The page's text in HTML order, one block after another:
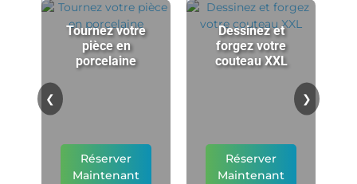
Tournez votre
pièce en
porcelaine
Réserver
Maintenant
Dessinez et
forgez votre
couteau XXL
Réserver
Maintenant
❮ ❯